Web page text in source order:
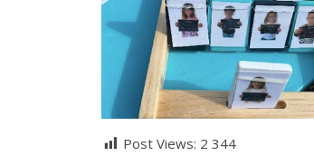
Post Views: 2 344